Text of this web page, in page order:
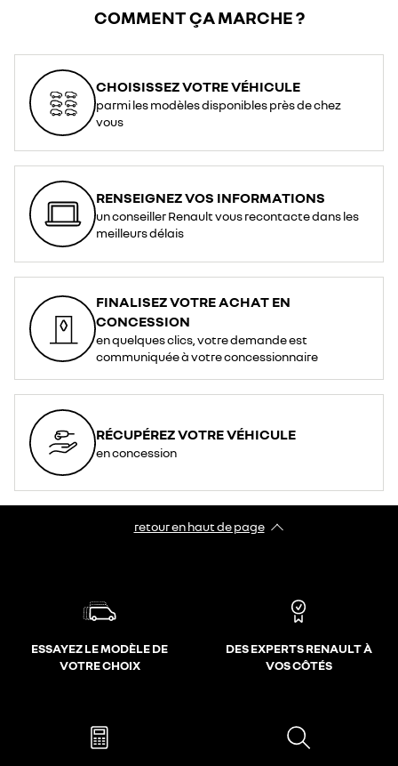
COMMENT ÇA MARCHE ?
CHOISISSEZ VOTRE VÉHICULE
parmi les modèles disponibles près de chez
vous
RENSEIGNEZ VOS INFORMATIONS
un conseiller Renault vous recontacte dans les
meilleurs délais
FINALISEZ VOTRE ACHAT EN
CONCESSION
en quelques clics, votre demande est
communiquée à votre concessionnaire
RÉCUPÉREZ VOTRE VÉHICULE
en concession
retour en haut de page​
ESSAYEZ LE MODÈLE DE
VOTRE CHOIX
DES EXPERTS RENAULT À
VOS CÔTÉS